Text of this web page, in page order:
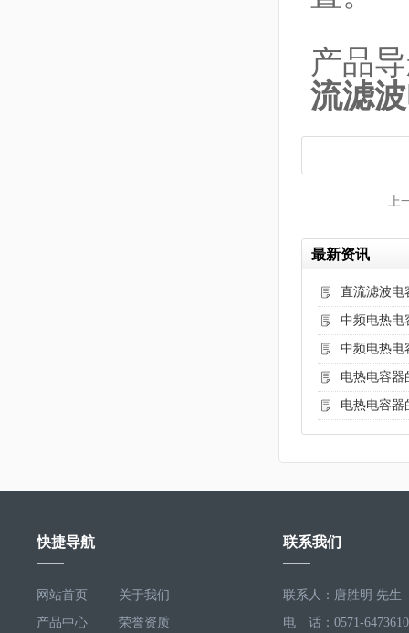
产品
流滤
上
最新资讯
直流滤波电
中频电热电
中频电热电
电热电容器
电热电容器
快捷导航
网站首页
关于我们
产品中心
荣誉资质
联系我们
联系人：唐胜明 先生
电 话：0571-